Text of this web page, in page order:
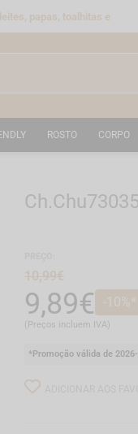
papas, toalhitas e
ROSTO CORPO
10,99€
9,89€ -10%*
(Preços incluem IVA)
*Promoção válida de